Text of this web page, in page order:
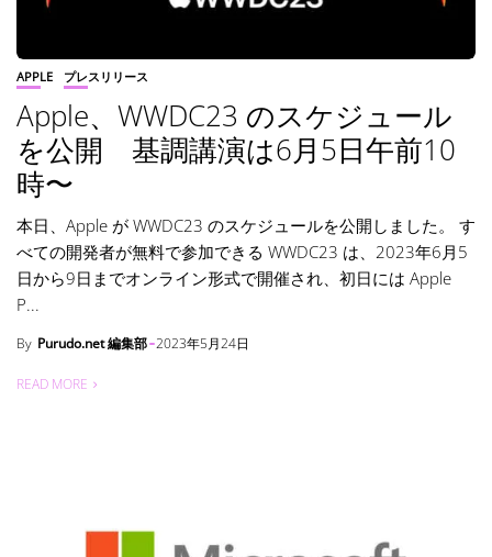
APPLE プレスリリース
Apple、WWDC23 のスケジュール
を公開 基調講演は6月5日午前10
時〜
本日、Apple が WWDC23 のスケジュールを公開しました。 す
べての開発者が無料で参加できる WWDC23 は、2023年6月5
日から9日までオンライン形式で開催され、初日には Apple
P...
By Purudo.net 編集部 2023年5月24日
READ MORE